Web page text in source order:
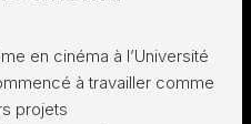
en cinéma à l’Université
à travailler comme
projets